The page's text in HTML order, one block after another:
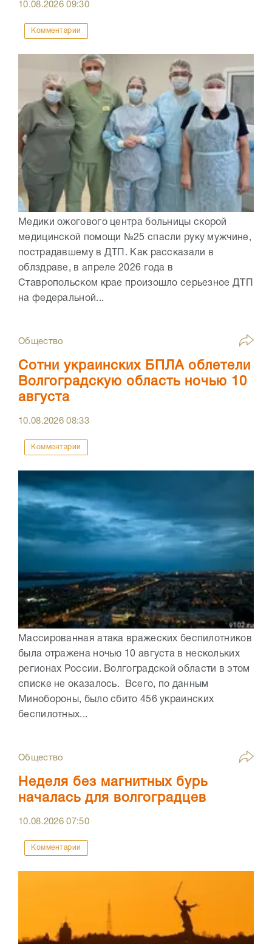
10.08.202609:30
Комментарии
Медики ожогового центра больницы скорой
медицинской помощи №25 спасли руку мужчине,
пострадавшему в ДТП. Как рассказали в
облздраве, в апреле 2026 года в
Ставропольском крае произошло серьезное ДТП
на федеральной...
Общество
Сотни украинских БПЛА облетели
Волгоградскую область ночью 10
августа
10.08.202608:33
Комментарии
Массированная атака вражеских беспилотников
была отражена ночью 10 августа в нескольких
регионах России. Волгоградской области в этом
списке не оказалось. Всего, по данным
Минобороны, было сбито 456 украинских
беспилотных...
Общество
Неделя без магнитных бурь
началась для волгоградцев
10.08.202607:50
Комментарии